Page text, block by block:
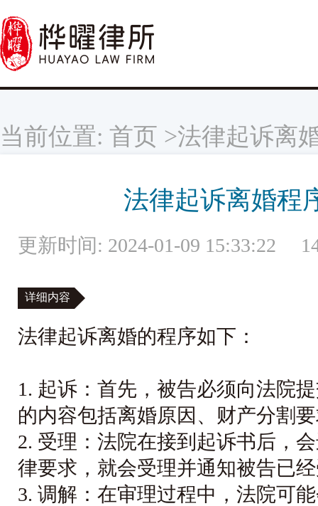
当前位置: 首页 >法律起诉离
法律起诉离婚程
更新时间: 2024-01-09 15:33:22
详细内容
法律起诉离婚的程序如下：
1. 起诉：首先，被告必须向法院
的内容包括离婚原因、财产分割
2. 受理：法院在接到起诉书后，
律要求，就会受理并通知被告已
3. 调解：在审理过程中，法院可